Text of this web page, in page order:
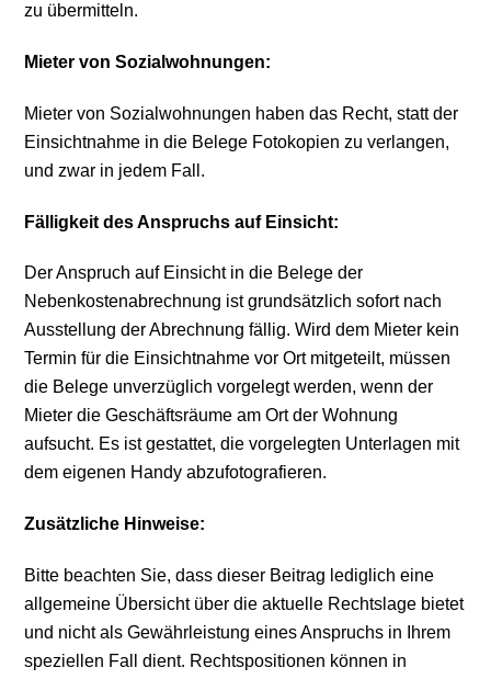
zu übermitteln.
Mieter von Sozialwohnungen:
Mieter von Sozialwohnungen haben das Recht, statt der
Einsichtnahme in die Belege Fotokopien zu verlangen,
und zwar in jedem Fall.
Fälligkeit des Anspruchs auf Einsicht:
Der Anspruch auf Einsicht in die Belege der
Nebenkostenabrechnung ist grundsätzlich sofort nach
Ausstellung der Abrechnung fällig. Wird dem Mieter kein
Termin für die Einsichtnahme vor Ort mitgeteilt, müssen
die Belege unverzüglich vorgelegt werden, wenn der
Mieter die Geschäftsräume am Ort der Wohnung
aufsucht. Es ist gestattet, die vorgelegten Unterlagen mit
dem eigenen Handy abzufotografieren.
Zusätzliche Hinweise:
Bitte beachten Sie, dass dieser Beitrag lediglich eine
allgemeine Übersicht über die aktuelle Rechtslage bietet
und nicht als Gewährleistung eines Anspruchs in Ihrem
speziellen Fall dient. Rechtspositionen können in